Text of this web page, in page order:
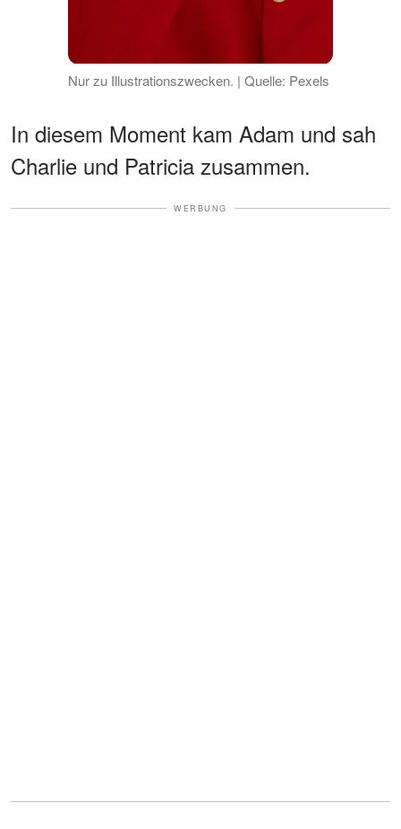
Nur zu Illustrationszwecken. | Quelle: Pexels
In diesem Moment kam Adam und sah
Charlie und Patricia zusammen.
WERBUNG